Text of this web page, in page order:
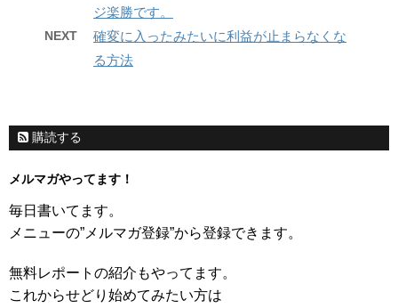
ジ楽勝です。
NEXT
確変に入ったみたいに利益が止まらなくな
る方法
購読する
メルマガやってます！
毎日書いてます。
メニューの”メルマガ登録”から登録できます。
無料レポートの紹介もやってます。
これからせどり始めてみたい方は